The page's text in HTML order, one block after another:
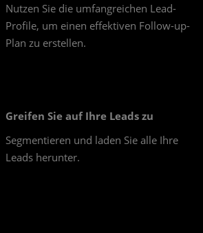
Nutzen Sie die umfangreichen Lead-
Profile, um einen effektiven Follow-up-
Plan zu erstellen.
Greifen Sie auf Ihre Leads zu
Segmentieren und laden Sie alle Ihre
Leads herunter.